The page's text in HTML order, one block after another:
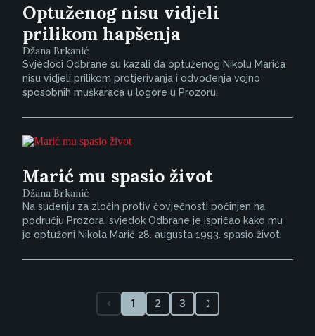
Optuženog nisu vidjeli
prilikom hapšenja
Džana Brkanić
Svjedoci Odbrane su kazali da optuženog Nikolu Marića
nisu vidjeli prilikom protjerivanja i odvođenja vojno
sposobnih muškaraca u logore u Prozoru.
Marić mu spasio život
Džana Brkanić
Na suđenju za zločin protiv čovječnosti počinjen na
području Prozora, svjedok Odbrane je ispričao kako mu
je optuženi Nikola Marić 28. augusta 1993. spasio život.
1 2 3